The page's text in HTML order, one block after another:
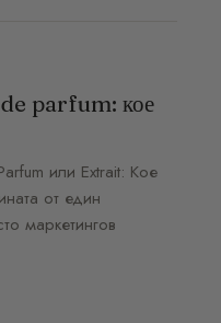
parfum: кое
или Extrait: Кое
от един
маркетингов